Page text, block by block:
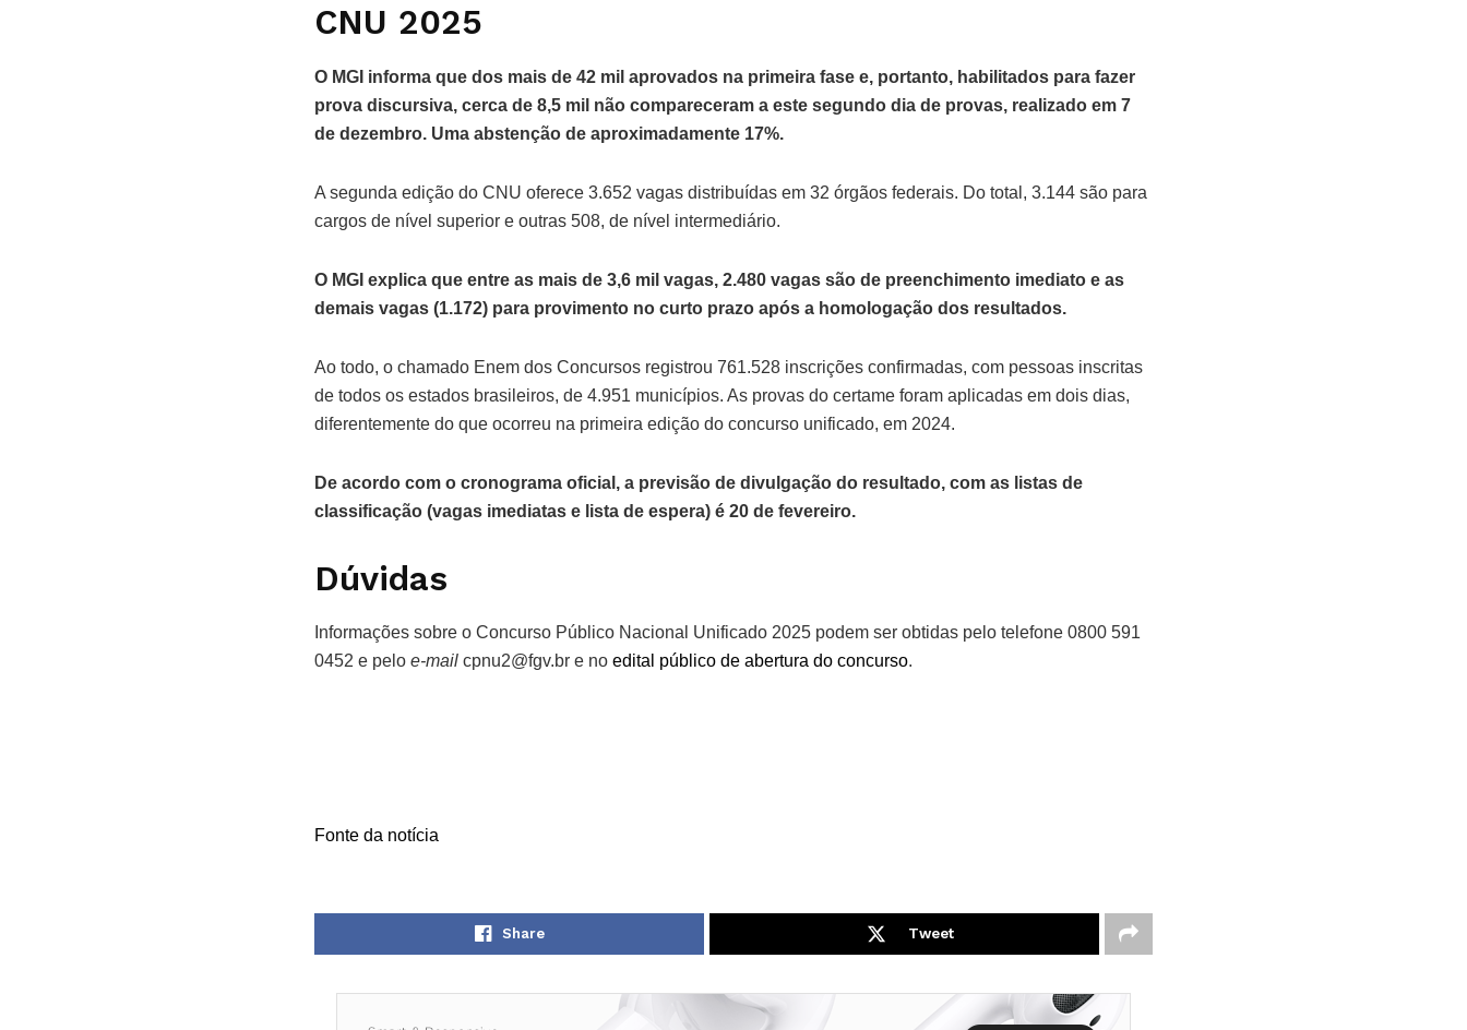
CNU 2025
O MGI informa que dos mais de 42 mil aprovados na primeira fase e, portanto, habilitados para fazer
prova discursiva, cerca de 8,5 mil não compareceram a este segundo dia de provas, realizado em 7
de dezembro. Uma abstenção de aproximadamente 17%.
A segunda edição do CNU oferece 3.652 vagas distribuídas em 32 órgãos federais. Do total, 3.144 são para
cargos de nível superior e outras 508, de nível intermediário.
O MGI explica que entre as mais de 3,6 mil vagas, 2.480 vagas são de preenchimento imediato e as
demais vagas (1.172) para provimento no curto prazo após a homologação dos resultados​.
Ao todo, o chamado Enem dos Concursos registrou 761.528 inscrições confirmadas, com pessoas inscritas
de todos os estados brasileiros, de 4.951 municípios. As provas do certame foram aplicadas em dois dias,
diferentemente do que ocorreu na primeira edição do concurso unificado, em 2024.
De acordo com o cronograma oficial, a previsão de divulgação do resultado, com as listas de
classificação (vagas imediatas e lista de espera) é 20 de fevereiro.
Dúvidas
Informações sobre o Concurso Público Nacional Unificado 2025 podem ser obtidas pelo telefone 0800 591
0452 e pelo e-mail cpnu2@fgv.br e no edital público de abertura do concurso.
Fonte da notícia
Share Tweet